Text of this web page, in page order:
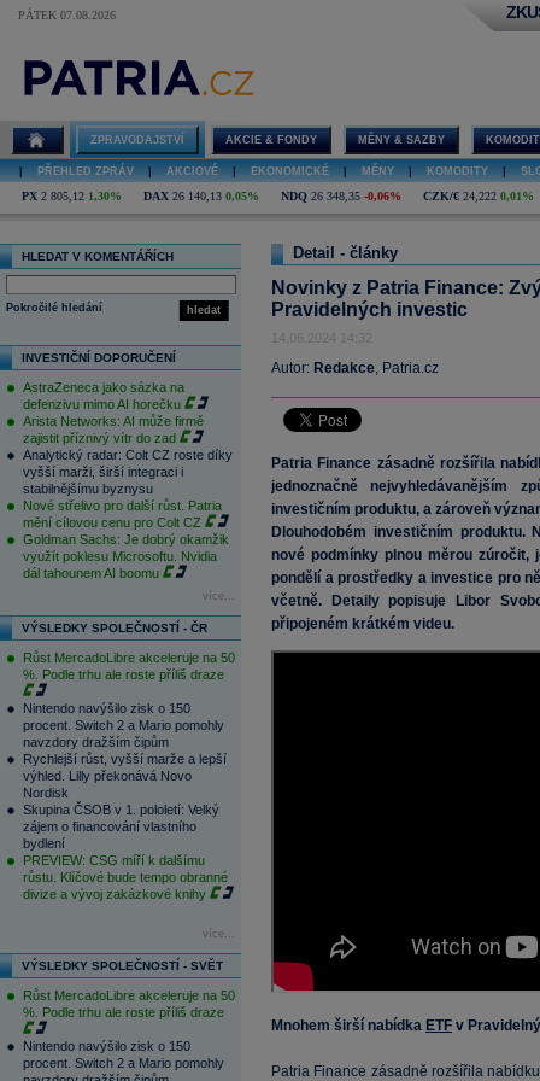
PÁTEK 07.08.2026
ZPRAVODAJSTVÍ AKCIE & FONDY MĚNY & SAZBY
PŘEHLED ZPRÁV AKCIOVÉ EKONOMICKÉ MĚNY KOMODITY
PX 2 805,12 1,30% DAX 26 140,13 0,05% NDQ 26 348,35 -0,06% CZK/€ 24,222 0,01%
HLEDAT V KOMENTÁŘÍCH
hledat
Pokročilé hledání
INVESTIČNÍ DOPORUČENÍ
AstraZeneca jako sázka na
defenzivu mimo AI horečku
Arista Networks: AI může firmě
zajistit příznivý vítr do zad
Analytický radar: Colt CZ roste díky
vyšší marži, širší integraci i
stabilnějšímu byznysu
Nové střelivo pro další růst. Patria
mění cílovou cenu pro Colt CZ
Goldman Sachs: Je dobrý okamžik
využít poklesu Microsoftu. Nvidia
dál tahounem AI boomu
více...
VÝSLEDKY SPOLEČNOSTÍ - ČR
Růst MercadoLibre akceleruje na 50
%. Podle trhu ale roste příliš draze
Nintendo navýšilo zisk o 150
procent. Switch 2 a Mario pomohly
navzdory dražším čipům
Rychlejší růst, vyšší marže a lepší
výhled. Lilly překonává Novo
Nordisk
Skupina ČSOB v 1. pololetí: Velký
zájem o financování vlastního
bydlení
PREVIEW: CSG míří k dalšímu
růstu. Klíčové bude tempo obranné
divize a vývoj zakázkové knihy
více...
VÝSLEDKY SPOLEČNOSTÍ - SVĚT
Růst MercadoLibre akceleruje na 50
%. Podle trhu ale roste příliš draze
Nintendo navýšilo zisk o 150
procent. Switch 2 a Mario pomohly
Detail - články
Novinky z Patria Finance:
Pravidelných investic
14.06.2024 14:32
Autor: Redakce, Patria.cz
Patria Finance zásadně rozšířila
jednoznačně nejvyhledávanějším
investičním produktu, a zároveň
Dlouhodobém investičním
nové podmínky plnou měrou zúročit,
pondělí a prostředky a investice pro
včetně. Detaily popisuje Libor
připojeném krátkém videu.
Mnohem širší nabídka ETF v
Patria Finance zásadně rozšířila